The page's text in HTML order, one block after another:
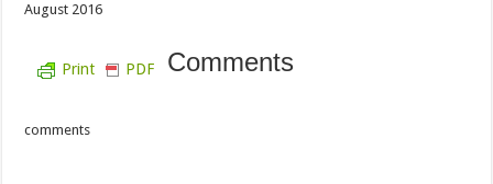
August 2016
Print PDF Comments
comments